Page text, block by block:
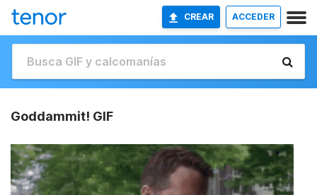
CREAR ACCEDER
Goddammit! GIF